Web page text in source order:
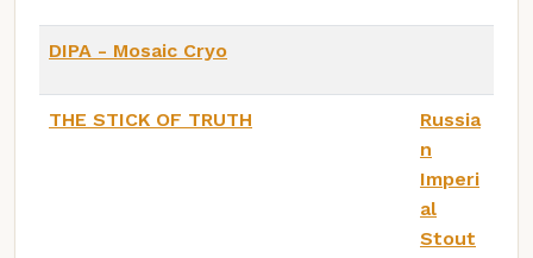
DIPA - Mosaic Cryo
THE STICK OF TRUTH
Russia
n
Imperi
al
Stout